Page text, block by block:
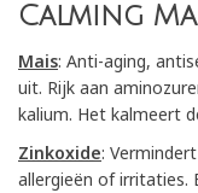
Calming
Mais: Anti-aging,
uit. Rijk aan
kalium. Het kalmeert
Zinkoxide:
allergieën of irritaties.